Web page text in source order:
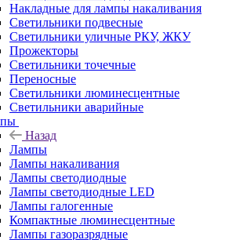
Накладные для лампы накаливания
Светильники подвесные
Светильники уличные РКУ, ЖКУ
Прожекторы
Cветильники точечные
Переносные
Светильники люминесцентные
Светильники аварийные
Назад
Лампы
Лампы накаливания
Лампы светодиодные
Лампы светодиодные LED
Лампы галогенные
Компактные люминесцентные
Лампы газоразрядные